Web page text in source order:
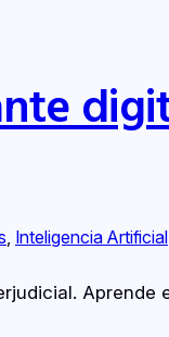
Inteligencia Artificial
Aprende